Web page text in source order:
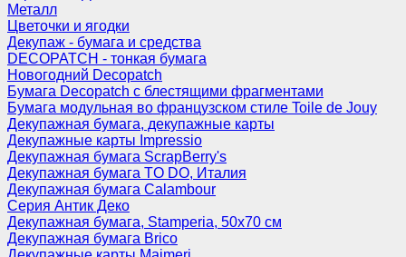
Металл
Цветочки и ягодки
Декупаж - бумага и средства
DECOPATCH - тонкая бумага
Новогодний Decopatch
Бумага Decopatch с блестящими фрагментами
Бумага модульная во французском стиле Toile de Jouy
Декупажная бумага, декупажные карты
Декупажные карты Impressio
Декупажная бумага ScrapBerry's
Декупажная бумага TO DO, Италия
Декупажная бумага Calambour
Серия Антик Деко
Декупажная бумага, Stamperia, 50х70 см
Декупажная бумага Brico